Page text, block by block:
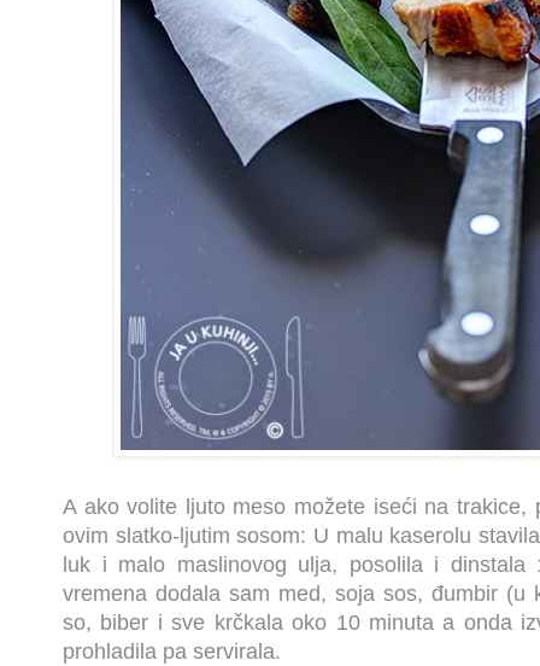
A ako volite ljuto meso možete iseći na trakice,
ovim slatko-ljutim sosom: U malu kaserolu
luk i malo maslinovog ulja, posolila i dinstala
vremena dodala sam med, soja sos, đumbir (u
so, biber i sve krčkala oko 10 minuta a onda
prohladila pa servirala.